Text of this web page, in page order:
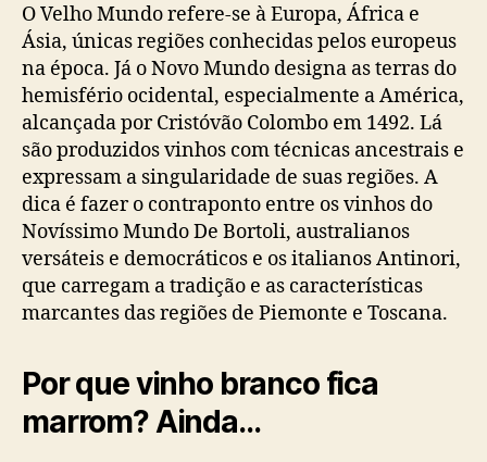
O Velho Mundo refere-se à Europa, África e
Ásia, únicas regiões conhecidas pelos europeus
na época. Já o Novo Mundo designa as terras do
hemisfério ocidental, especialmente a América,
alcançada por Cristóvão Colombo em 1492. Lá
são produzidos vinhos com técnicas ancestrais e
expressam a singularidade de suas regiões. A
dica é fazer o contraponto entre os vinhos do
Novíssimo Mundo De Bortoli, australianos
versáteis e democráticos e os italianos Antinori,
que carregam a tradição e as características
marcantes das regiões de Piemonte e Toscana.
Por que vinho branco fica
marrom? Ainda…